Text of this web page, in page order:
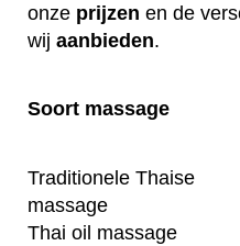
onze prijzen en de
wij aanbieden.
Soort massage
Traditionele Thaise
massage
Thai oil massage